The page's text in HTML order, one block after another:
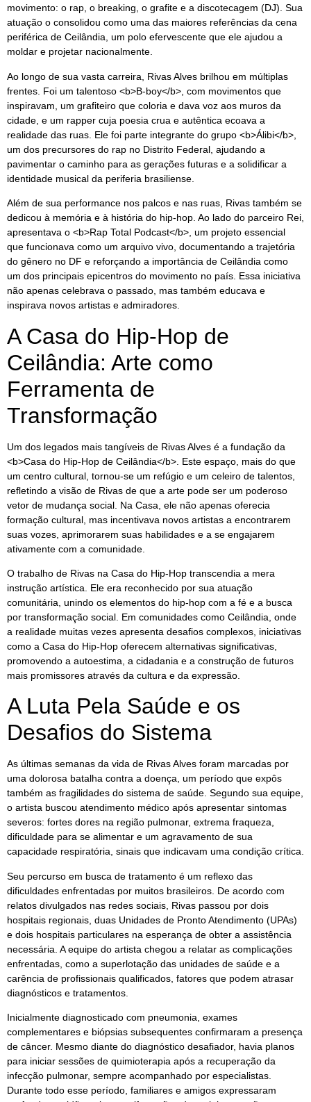
movimento: o rap, o breaking, o grafite e a discotecagem (DJ). Sua
atuação o consolidou como uma das maiores referências da cena
periférica de Ceilândia, um polo efervescente que ele ajudou a
moldar e projetar nacionalmente.
Ao longo de sua vasta carreira, Rivas Alves brilhou em múltiplas
frentes. Foi um talentoso <b>B-boy</b>, com movimentos que
inspiravam, um grafiteiro que coloria e dava voz aos muros da
cidade, e um rapper cuja poesia crua e autêntica ecoava a
realidade das ruas. Ele foi parte integrante do grupo <b>Álibi</b>,
um dos precursores do rap no Distrito Federal, ajudando a
pavimentar o caminho para as gerações futuras e a solidificar a
identidade musical da periferia brasiliense.
Além de sua performance nos palcos e nas ruas, Rivas também se
dedicou à memória e à história do hip-hop. Ao lado do parceiro Rei,
apresentava o <b>Rap Total Podcast</b>, um projeto essencial
que funcionava como um arquivo vivo, documentando a trajetória
do gênero no DF e reforçando a importância de Ceilândia como
um dos principais epicentros do movimento no país. Essa iniciativa
não apenas celebrava o passado, mas também educava e
inspirava novos artistas e admiradores.
A Casa do Hip-Hop de
Ceilândia: Arte como
Ferramenta de
Transformação
Um dos legados mais tangíveis de Rivas Alves é a fundação da
<b>Casa do Hip-Hop de Ceilândia</b>. Este espaço, mais do que
um centro cultural, tornou-se um refúgio e um celeiro de talentos,
refletindo a visão de Rivas de que a arte pode ser um poderoso
vetor de mudança social. Na Casa, ele não apenas oferecia
formação cultural, mas incentivava novos artistas a encontrarem
suas vozes, aprimorarem suas habilidades e a se engajarem
ativamente com a comunidade.
O trabalho de Rivas na Casa do Hip-Hop transcendia a mera
instrução artística. Ele era reconhecido por sua atuação
comunitária, unindo os elementos do hip-hop com a fé e a busca
por transformação social. Em comunidades como Ceilândia, onde
a realidade muitas vezes apresenta desafios complexos, iniciativas
como a Casa do Hip-Hop oferecem alternativas significativas,
promovendo a autoestima, a cidadania e a construção de futuros
mais promissores através da cultura e da expressão.
A Luta Pela Saúde e os
Desafios do Sistema
As últimas semanas da vida de Rivas Alves foram marcadas por
uma dolorosa batalha contra a doença, um período que expôs
também as fragilidades do sistema de saúde. Segundo sua equipe,
o artista buscou atendimento médico após apresentar sintomas
severos: fortes dores na região pulmonar, extrema fraqueza,
dificuldade para se alimentar e um agravamento de sua
capacidade respiratória, sinais que indicavam uma condição crítica.
Seu percurso em busca de tratamento é um reflexo das
dificuldades enfrentadas por muitos brasileiros. De acordo com
relatos divulgados nas redes sociais, Rivas passou por dois
hospitais regionais, duas Unidades de Pronto Atendimento (UPAs)
e dois hospitais particulares na esperança de obter a assistência
necessária. A equipe do artista chegou a relatar as complicações
enfrentadas, como a superlotação das unidades de saúde e a
carência de profissionais qualificados, fatores que podem atrasar
diagnósticos e tratamentos.
Inicialmente diagnosticado com pneumonia, exames
complementares e biópsias subsequentes confirmaram a presença
de câncer. Mesmo diante do diagnóstico desafiador, havia planos
para iniciar sessões de quimioterapia após a recuperação da
infecção pulmonar, sempre acompanhado por especialistas.
Durante todo esse período, familiares e amigos expressaram